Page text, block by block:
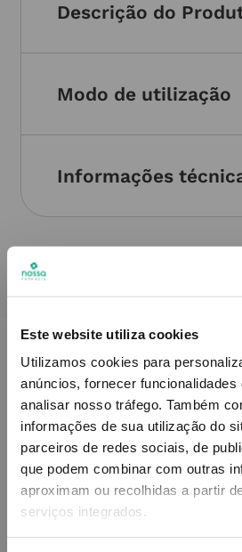
Este website utiliza cookies
Utilizamos cookies para
anúncios, fornecer
analisar nosso tráfego. Também
informações de sua utilização do
parceiros de redes sociais, de
que podem combinar com outras
aproximam ou recolhidas a partir
serviços integrados.
Descrição do
Modo de utilização
Informações
PODERÁ TAMBÉM